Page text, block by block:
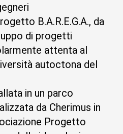
B.A.R.E.G.A., da
di progetti
attenta al
autoctona del
in un parco
da Cherimus in
Progetto